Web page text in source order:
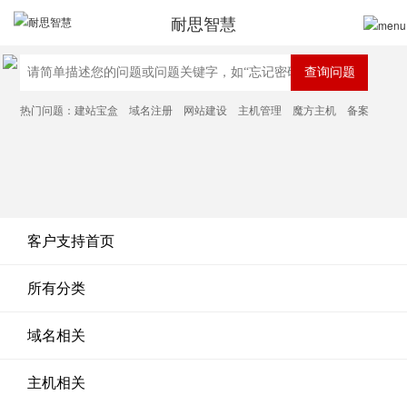
耐思智慧
热门问题：建站宝盒 域名注册 网站建设 主机管理 魔方主机 备案
客户支持首页
所有分类
域名相关
主机相关